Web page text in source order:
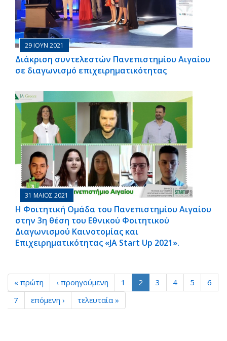
29 ΙΟΥΝ 2021
Διάκριση συντελεστών Πανεπιστημίου Αιγαίου
σε διαγωνισμό επιχειρηματικότητας
31 ΜΑΙΟΣ 2021
Η Φοιτητική Ομάδα του Πανεπιστημίου Αιγαίου
στην 3η θέση του Εθνικού Φοιτητικού
Διαγωνισμού Καινοτομίας και
Επιχειρηματικότητας «JA Start Up 2021».
« πρώτη ‹ προηγούμενη 1 2 3 4 5
6
7
επόμενη › τελευταία »